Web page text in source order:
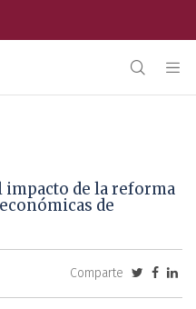
impacto de la reforma
de
Comparte